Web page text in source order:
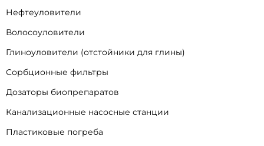
Нефтеуловители
Волосоуловители
Глиноуловители (отстойники для глины)
Сорбционные фильтры
Дозаторы биопрепаратов
Канализационные насосные станции
Пластиковые погреба